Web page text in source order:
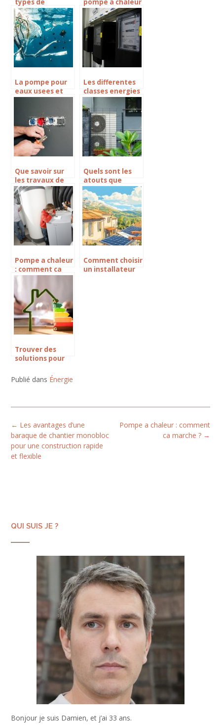
types de
chaudières
électriques et
leurs modes de
consommation
pompe à chaleur
pour un bien
être
économique :
ses avantages
La pompe pour
eaux usees et
Les differentes
classes energies
Que savoir sur
les travaux de
renovation
energetique ?
Quels sont les
atouts que
presente une
pompe a chaleur
?
Pompe a chaleur
: comment ca
marche ?
Comment choisir
un installateur
Trouver des
solutions pour
efficacité
Publié dans Énergie
Post
navigation
Pompe a chaleur : comment
ca marche ? →
← Les avantages d’une
baraque de chantier monobloc
pour une construction rapide
et flexible
QUI SUIS JE ?
Bonjour je suis Damien, et j’ai 33 ans.